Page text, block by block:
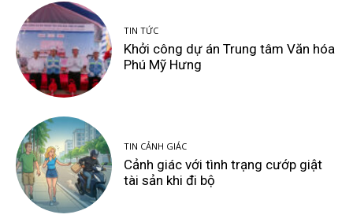
TIN TỨC
Khởi công dự án Trung tâm Văn hóa
Phú Mỹ Hưng
TIN CẢNH GIÁC
Cảnh giác với tình trạng cướp giật
tài sản khi đi bộ